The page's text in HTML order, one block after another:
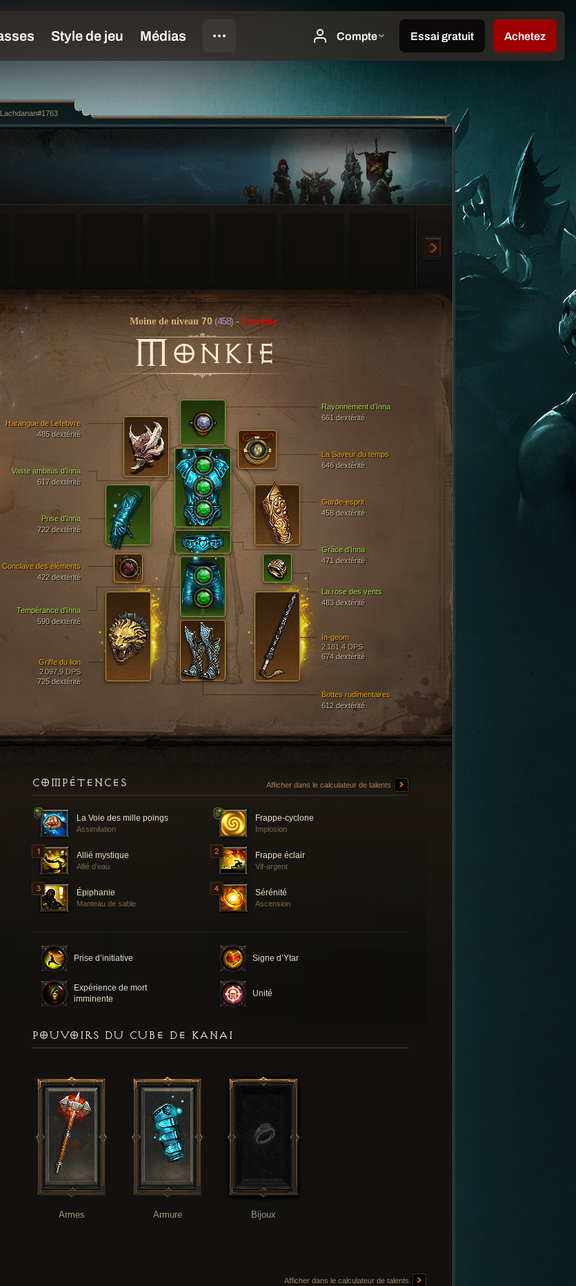
Moine de niveau 70 (458) - Extrême
MONKIE
Rayonnement d’Inna
661 dextérité
Vaste ambitus d’Inna
617 dextérité
Bottes rudimentaires
612 dextérité
Prise d’Inna
722 dextérité
Harangue de Lefebvre
485 dextérité
Tempérance d’Inna
590 dextérité
Garde-esprit
458 dextérité
Griffe du lion
2 097,9 DPS
725 dextérité
In-geom
2 181,4 DPS
674 dextérité
Grâce d’Inna
471 dextérité
La rose des vents
483 dextérité
Conclave des éléments
422 dextérité
La Saveur du temps
646 dextérité
COMPÉTENCES Afficher dans le calculateur de talents
La Voie des mille poings
Assimilation
Frappe-cyclone
Implosion
Allié mystique
Allié d’eau
Frappe éclair
Vif-argent
Épiphanie
Manteau de sable
Sérénité
Ascension
Prise d’initiative Signe d’Ytar
Expérience de mort
imminente
Unité
POUVOIRS DU CUBE DE KANAI
Armes Armure Bijoux
Afficher dans le calculateur de talents
Lachdanan#1763